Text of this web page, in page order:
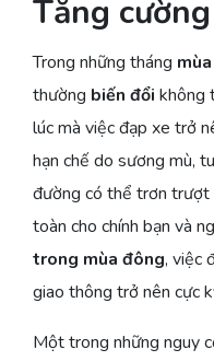
Tăng
Trong những tháng
thường biến đổi không
lúc mà việc đạp xe trở
hạn chế do sương mù,
đường có thể trơn trượt
toàn cho chính bạn và
trong mùa đông, việc
giao thông trở nên cực
Một trong những nguy